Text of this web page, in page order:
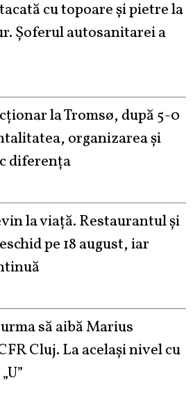
cu topoare și pietre la
Șoferul autosanitarei a
la Tromsø, după 5-0
organizarea și
diferența
la viață. Restaurantul și
pe 18 august, iar
să aibă Marius
Cluj. La același nivel cu